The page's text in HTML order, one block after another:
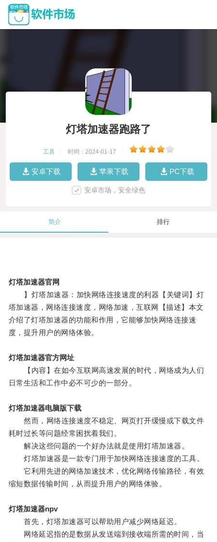
灯塔加速器跑路了
工具 时间：2024-01-17
安卓下载 苹果下载 PC下载
安卓市场，安全绿色
简介 排行
灯塔加速器官网
】灯塔加速器：加快网络连接速度的利器【关键词】灯
塔加速器，网络连接速度，网络加速，互联网【描述】本文
介绍了灯塔加速器的功能和作用，它能够加快网络连接速
度，提升用户的网络体验。
灯塔加速器官方网址
【内容】在如今互联网高速发展的时代，网络成为人们
日常生活和工作中必不可少的一部分。
灯塔加速器电脑版下载
然而，网络连接速度不稳定、网页打开缓慢或下载文件
耗时过长等问题经常困扰着我们。
解决这些问题的一个好办法就是使用灯塔加速器。
灯塔加速器是一款专门用于加快网络连接速度的工具。
它利用先进的网络加速技术，优化网络传输路径，有效
缩短数据传输时间，从而提升用户的网络体验。
灯塔加速器npv
首先，灯塔加速器可以帮助用户减少网络延迟。
网络延迟指的是数据从发送端到接收端所需的时间，当